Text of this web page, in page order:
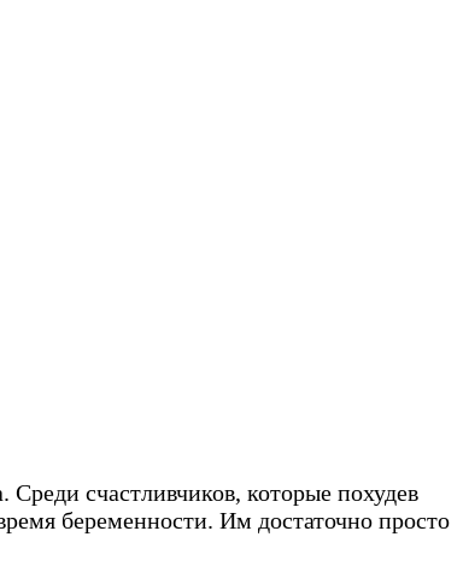
счастливчиков, которые похудев
беременности. Им достаточно просто